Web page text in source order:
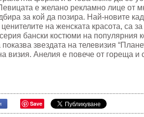
е желано рекламно лице от
за кой да позира. Най-новите
на женската красота, са
бански костюми на популярния
звездата на телевизия
визия. Анелия е повече от гореща и
Save